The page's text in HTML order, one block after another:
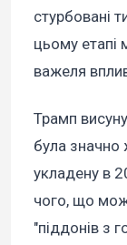
стурбовані
цьому етапі
важеля
Трамп
була значно
укладену в
чого, що
"піддонів з